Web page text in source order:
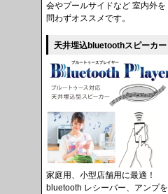
会やプールサイドなど 室内外を
問わずオススメです。
天井埋込bluetoothスピーカー
家庭用、小型店舗用に最適！
bluetooth レシーバー、アンプを